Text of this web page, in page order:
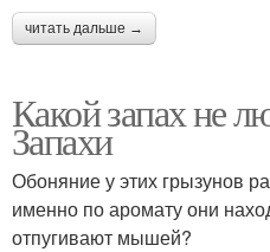
читать дальше →
Какой запах не
Запахи
Обоняние у этих грызунов
именно по аромату они
отпугивают мышей?